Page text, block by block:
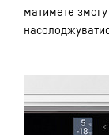
матимете